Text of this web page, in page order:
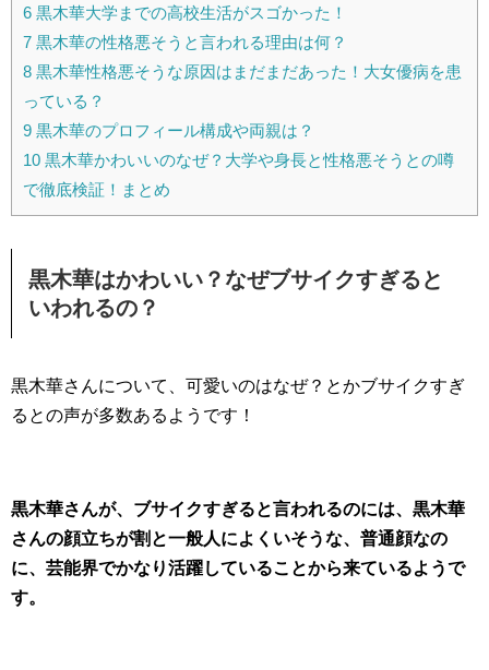
6 黒木華大学までの高校生活がスゴかった！
7 黒木華の性格悪そうと言われる理由は何？
8 黒木華性格悪そうな原因はまだまだあった！大女優病を患
っている？
9 黒木華のプロフィール構成や両親は？
10 黒木華かわいいのなぜ？大学や身長と性格悪そうとの噂
で徹底検証！まとめ
黒木華はかわいい？なぜブサイクすぎると
いわれるの？
黒木華さんについて、可愛いのはなぜ？とかブサイクすぎ
るとの声が多数あるようです！
黒木華さんが、ブサイクすぎると言われるのには、黒木華
さんの顔立ちが割と一般人によくいそうな、普通顔なの
に、芸能界でかなり活躍していることから来ているようで
す。